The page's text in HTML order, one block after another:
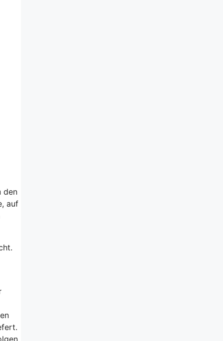
den
auf